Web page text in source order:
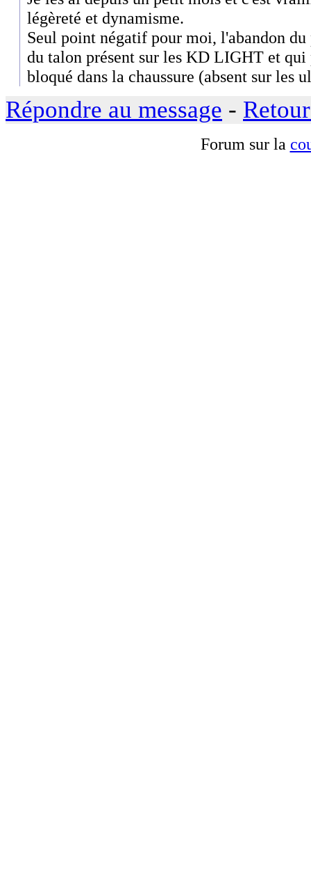
légèreté et dynamisme.
Seul point négatif pour moi, l'abandon
du talon présent sur les KD LIGHT et qui
bloqué dans la chaussure (absent sur les
Répondre au message -
Forum sur la